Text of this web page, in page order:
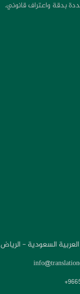
بدقة واعتراف قانوني.
السعودية - الرياض